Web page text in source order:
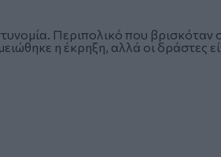
Περιπολικό που βρισκόταν
η έκρηξη, αλλά οι δράστες